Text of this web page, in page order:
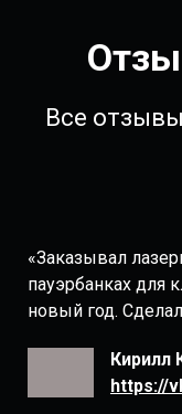
Все
«Заказывал
пауэрбанках для
новый год.
Кирилл
https://